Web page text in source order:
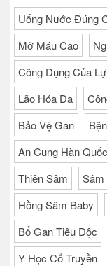
Uống Nước Đúng
Mỡ Máu Cao
Công Dụng Của
Lão Hóa Da
Bảo Vệ Gan
An Cung Hàn Quốc
Thiên Sâm
Sâm
Hồng Sâm Baby
Bổ Gan Tiêu Độc
Y Học Cổ Truyền